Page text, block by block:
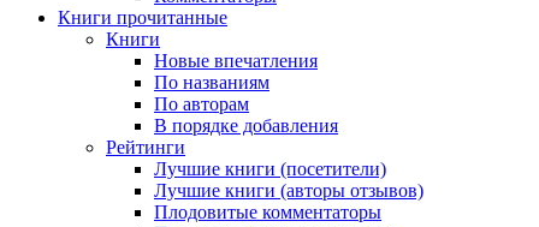
Книги прочитанные
Книги
Новые впечатления
По названиям
По авторам
В порядке добавления
Рейтинги
Лучшие книги (посетители)
Лучшие книги (авторы отзывов)
Плодовитые комментаторы